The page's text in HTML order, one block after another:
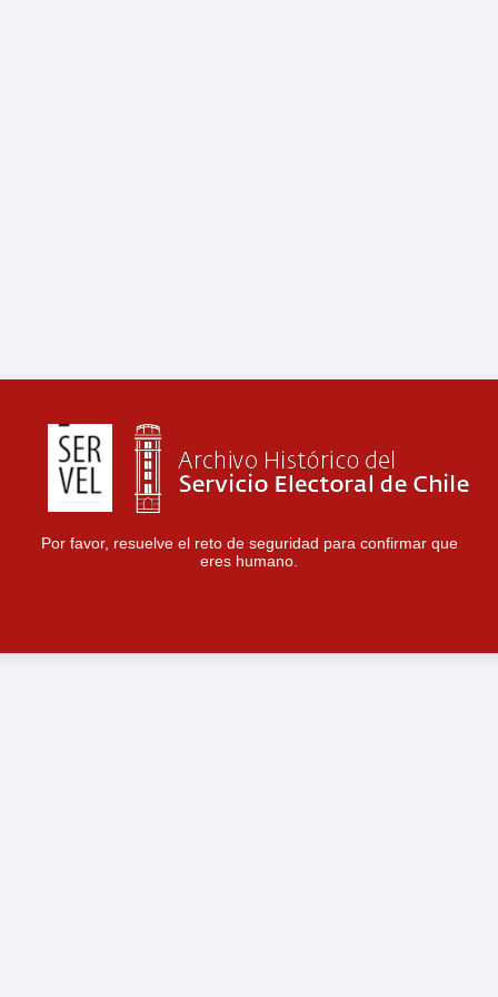
Por favor, resuelve el reto de seguridad para confirmar que
eres humano.